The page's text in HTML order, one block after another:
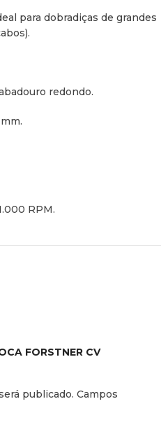
para dobradiças de grandes
redondo.
RPM.
FORSTNER CV
publicado. Campos